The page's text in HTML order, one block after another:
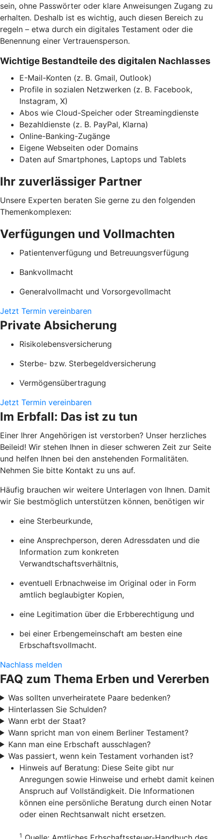
sein, ohne Passwörter oder klare Anweisungen Zugang zu
erhalten. Deshalb ist es wichtig, auch diesen Bereich zu
regeln – etwa durch ein digitales Testament oder die
Benennung einer Vertrauensperson.
Wichtige Bestandteile des digitalen Nachlasses
E-Mail-Konten (z. B. Gmail, Outlook)
Profile in sozialen Netzwerken (z. B. Facebook,
Instagram, X)
Abos wie Cloud-Speicher oder Streamingdienste
Bezahldienste (z. B. PayPal, Klarna)
Online-Banking-Zugänge
Eigene Webseiten oder Domains
Daten auf Smartphones, Laptops und Tablets
Ihr zuverlässiger Partner
Unsere Experten beraten Sie gerne zu den folgenden
Themenkomplexen:
Verfügungen und Vollmachten
Patientenverfügung und Betreuungsverfügung
Bankvollmacht
Generalvollmacht und Vorsorgevollmacht
Jetzt Termin vereinbaren
Private Absicherung
Risikolebensversicherung
Sterbe- bzw. Sterbegeldversicherung
Vermögensübertragung
Jetzt Termin vereinbaren
Im Erbfall: Das ist zu tun
Einer Ihrer Angehörigen ist verstorben? Unser herzliches
Beileid! Wir stehen Ihnen in dieser schweren Zeit zur Seite
und helfen Ihnen bei den anstehenden Formalitäten.
Nehmen Sie bitte Kontakt zu uns auf.
Häufig brauchen wir weitere Unterlagen von Ihnen. Damit
wir Sie bestmöglich unterstützen können, benötigen wir
eine Sterbeurkunde,
eine Ansprechperson, deren Adressdaten und die
Information zum konkreten
Verwandtschaftsverhältnis,
eventuell Erbnachweise im Original oder in Form
amtlich beglaubigter Kopien,
eine Legitimation über die Erbberechtigung und
bei einer Erbengemeinschaft am besten eine
Erbschaftsvollmacht.
Nachlass melden
FAQ zum Thema Erben und Vererben
Was sollten unverheiratete Paare bedenken?
Hinterlassen Sie Schulden?
Wann erbt der Staat?
Wann spricht man von einem Berliner Testament?
Kann man eine Erbschaft ausschlagen?
Was passiert, wenn kein Testament vorhanden ist?
Hinweis auf Beratung: Diese Seite gibt nur
Anregungen sowie Hinweise und erhebt damit keinen
Anspruch auf Vollständigkeit. Die Informationen
können eine persönliche Beratung durch einen Notar
oder einen Rechtsanwalt nicht ersetzen.
1